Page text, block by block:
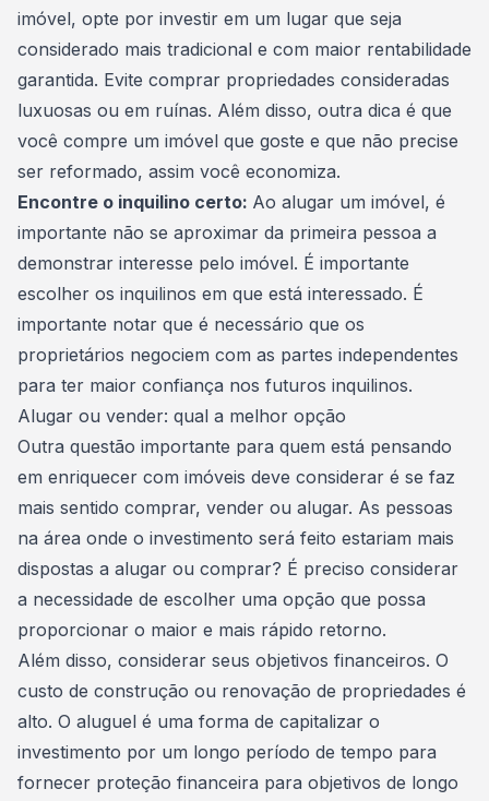
imóvel, opte por investir em um lugar que seja
considerado mais tradicional e com maior rentabilidade
garantida. Evite comprar propriedades consideradas
luxuosas ou em ruínas. Além disso, outra dica é que
você compre um imóvel que goste e que não precise
ser reformado, assim você economiza.
Encontre o inquilino certo: Ao alugar um imóvel, é
importante não se aproximar da primeira pessoa a
demonstrar interesse pelo imóvel. É importante
escolher os inquilinos em que está interessado. É
importante notar que é necessário que os
proprietários negociem com as partes independentes
para ter maior confiança nos futuros inquilinos.
Alugar ou vender: qual a melhor opção
Outra questão importante para quem está pensando
em enriquecer com imóveis deve considerar é se faz
mais sentido comprar, vender ou alugar. As pessoas
na área onde o investimento será feito estariam mais
dispostas a alugar ou comprar? É preciso considerar
a necessidade de escolher uma opção que possa
proporcionar o maior e mais rápido retorno.
Além disso, considerar seus objetivos financeiros. O
custo de construção ou renovação de propriedades é
alto. O aluguel é uma forma de capitalizar o
investimento por um longo período de tempo para
fornecer proteção financeira para objetivos de longo